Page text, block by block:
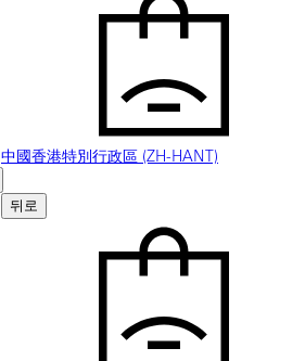
中國香港特別行政區 (ZH-HANT)
뒤로